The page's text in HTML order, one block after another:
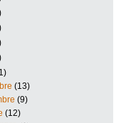
(13)
(9)
(12)